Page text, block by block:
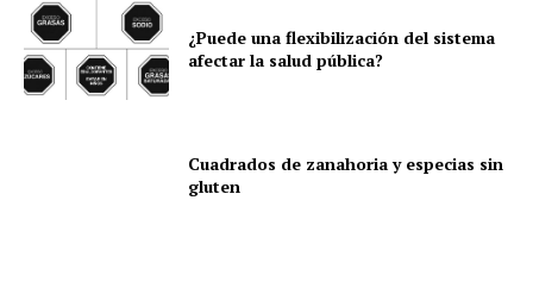
¿Puede una flexibilización del sistema
afectar la salud pública?
Cuadrados de zanahoria y especias sin
gluten